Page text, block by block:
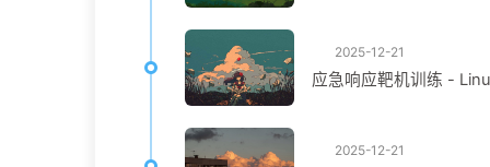
2025-12-21
应急响应靶机训练 -
2025-12-21